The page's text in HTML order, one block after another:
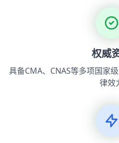
权威
具备CMA、CNAS等多项国家
律效